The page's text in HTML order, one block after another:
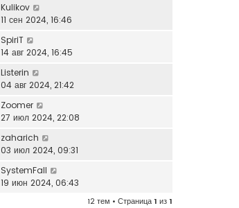
Kulikov
11 сен 2024, 16:46
SpiriT
14 авг 2024, 16:45
Listerin
04 авг 2024, 21:42
Zoomer
27 июл 2024, 22:08
zaharich
03 июл 2024, 09:31
SystemFall
19 июн 2024, 06:43
12 тем • Страница1 из1